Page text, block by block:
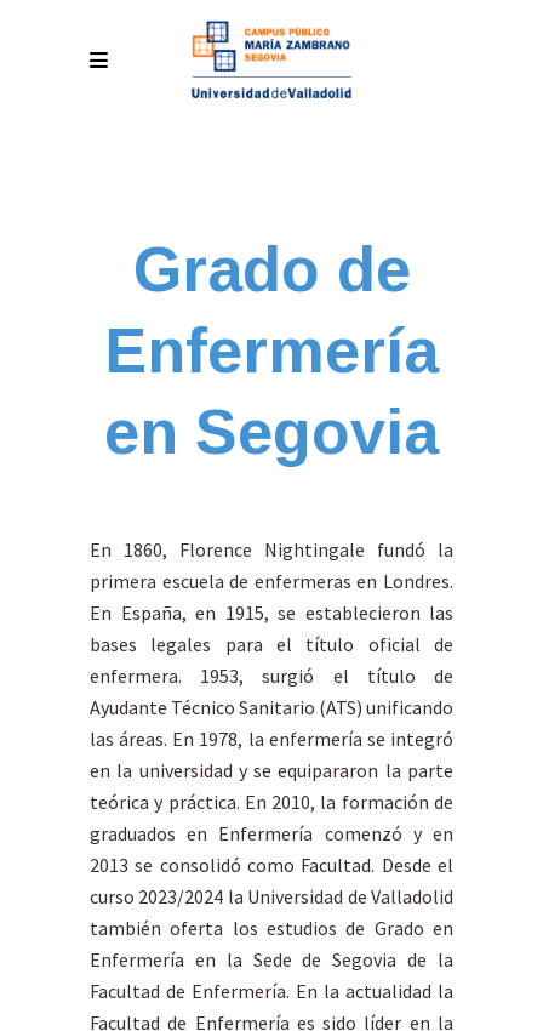
Grado de
Enfermería
en Segovia
En 1860, Florence Nightingale fundó la
primera escuela de enfermeras en Londres.
En España, en 1915, se establecieron las
bases legales para el título oficial de
enfermera. 1953, surgió el título de
Ayudante Técnico Sanitario (ATS) unificando
las áreas. En 1978, la enfermería se integró
en la universidad y se equipararon la parte
teórica y práctica. En 2010, la formación de
graduados en Enfermería comenzó y en
2013 se consolidó como Facultad. Desde el
curso 2023/2024 la Universidad de Valladolid
también oferta los estudios de Grado en
Enfermería en la Sede de Segovia de la
Facultad de Enfermería. En la actualidad la
Facultad de Enfermería es sido líder en la